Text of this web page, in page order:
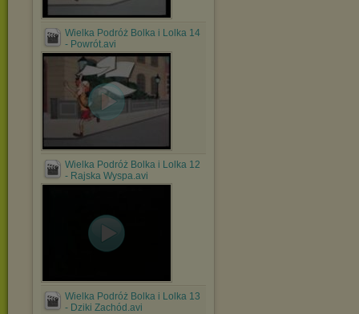
Wielka Podróż Bolka i Lolka 14
- Powrót.avi
Wielka Podróż Bolka i Lolka 12
- Rajska Wyspa.avi
Wielka Podróż Bolka i Lolka 13
- Dziki Zachód.avi